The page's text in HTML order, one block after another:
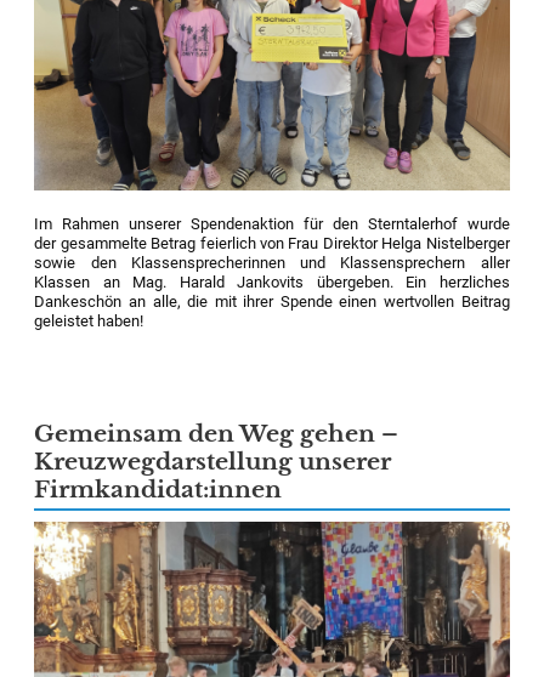
Im Rahmen unserer Spendenaktion für den Sterntalerhof wurde
der gesammelte Betrag feierlich von Frau Direktor Helga Nistelberger
sowie den Klassensprecherinnen und Klassensprechern aller
Klassen an Mag. Harald Jankovits übergeben. Ein herzliches
Dankeschön an alle, die mit ihrer Spende einen wertvollen Beitrag
geleistet haben!
Gemeinsam den Weg gehen –
Kreuzwegdarstellung unserer
Firmkandidat:innen